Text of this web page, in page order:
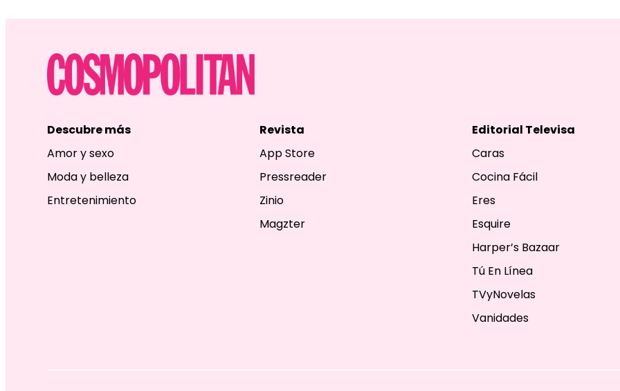
Descubre más
Amor y sexo
Moda y belleza
Entretenimiento
Revista
App Store
Pressreader
Zinio
Magzter
Editorial Televisa
Caras
Cocina Fácil
Eres
Esquire
Harper’s Bazaar
Tú En Línea
TVyNovelas
Vanidades